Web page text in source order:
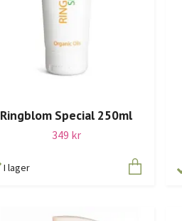
Ringblom Special 250ml
349 kr
I lager